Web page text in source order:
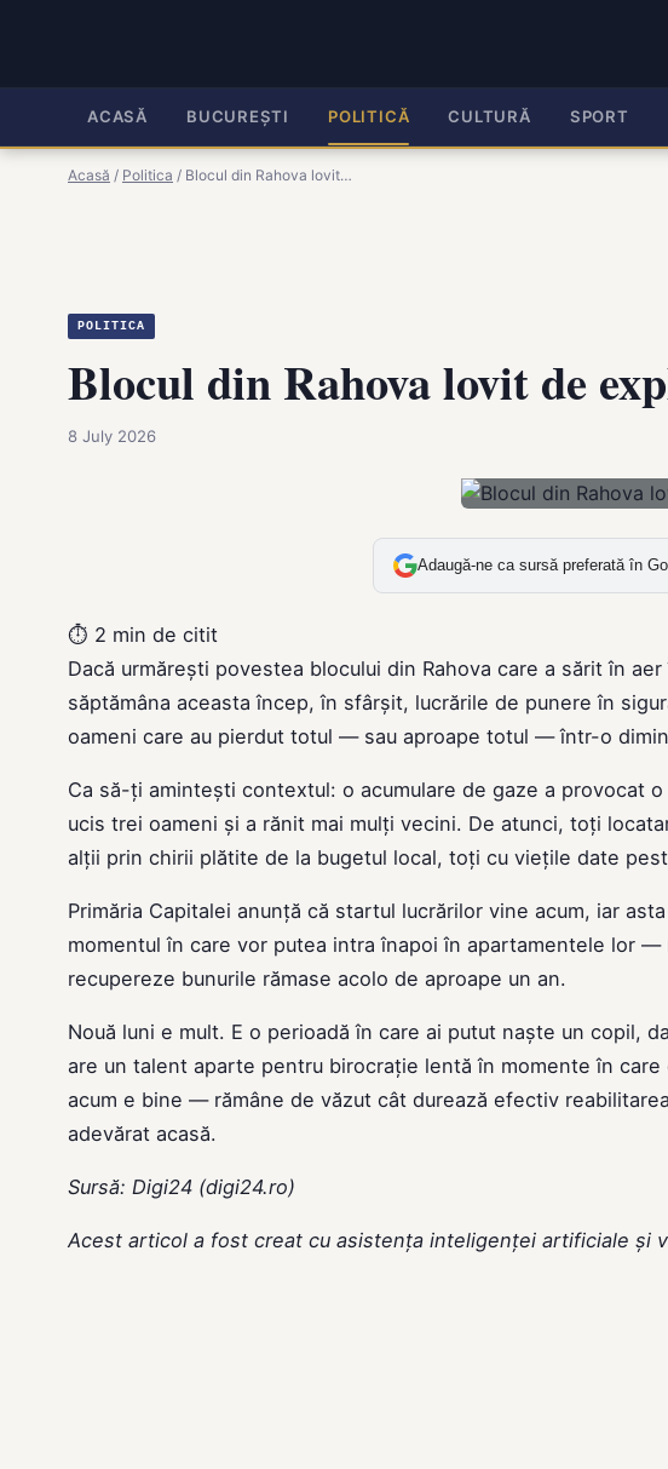
ACASĂ BUCUREȘTI POLITICĂ CULTURĂ SPORT
Acasă / Politica / Blocul din Rahova lovit…
POLITICA
Blocul din Rahova lovit de
8 July 2026
Adaugă-ne ca sursă preferată în
⏱ 2 min de citit
Dacă urmărești povestea blocului din Rahova care a sărit în
săptămâna aceasta încep, în sfârșit, lucrările de punere în
oameni care au pierdut totul — sau aproape totul — într-o
Ca să-ți amintești contextul: o acumulare de gaze a provocat
ucis trei oameni și a rănit mai mulți vecini. De atunci, toți
alții prin chirii plătite de la bugetul local, toți cu viețile date
Primăria Capitalei anunță că startul lucrărilor vine acum, iar
momentul în care vor putea intra înapoi în apartamentele lor
recupereze bunurile rămase acolo de aproape un an.
Nouă luni e mult. E o perioadă în care ai putut naște un copil,
are un talent aparte pentru birocrație lentă în momente în
acum e bine — rămâne de văzut cât durează efectiv
adevărat acasă.
Sursă: Digi24 (digi24.ro)
Acest articol a fost creat cu asistența inteligenței artificiale și